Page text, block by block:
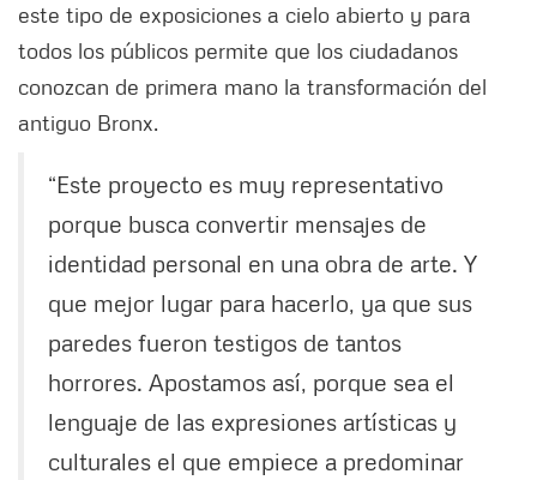
este tipo de exposiciones a cielo abierto y para
todos los públicos permite que los ciudadanos
conozcan de primera mano la transformación del
antiguo Bronx.
“Este proyecto es muy representativo
porque busca convertir mensajes de
identidad personal en una obra de arte. Y
que mejor lugar para hacerlo, ya que sus
paredes fueron testigos de tantos
horrores. Apostamos así, porque sea el
lenguaje de las expresiones artísticas y
culturales el que empiece a predominar